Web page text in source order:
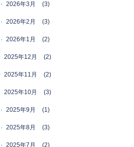
2026年3月 (3)
2026年2月 (3)
2026年1月 (2)
2025年12月 (2)
2025年11月 (2)
2025年10月 (3)
2025年9月 (1)
2025年8月 (3)
2025年7月 (2)